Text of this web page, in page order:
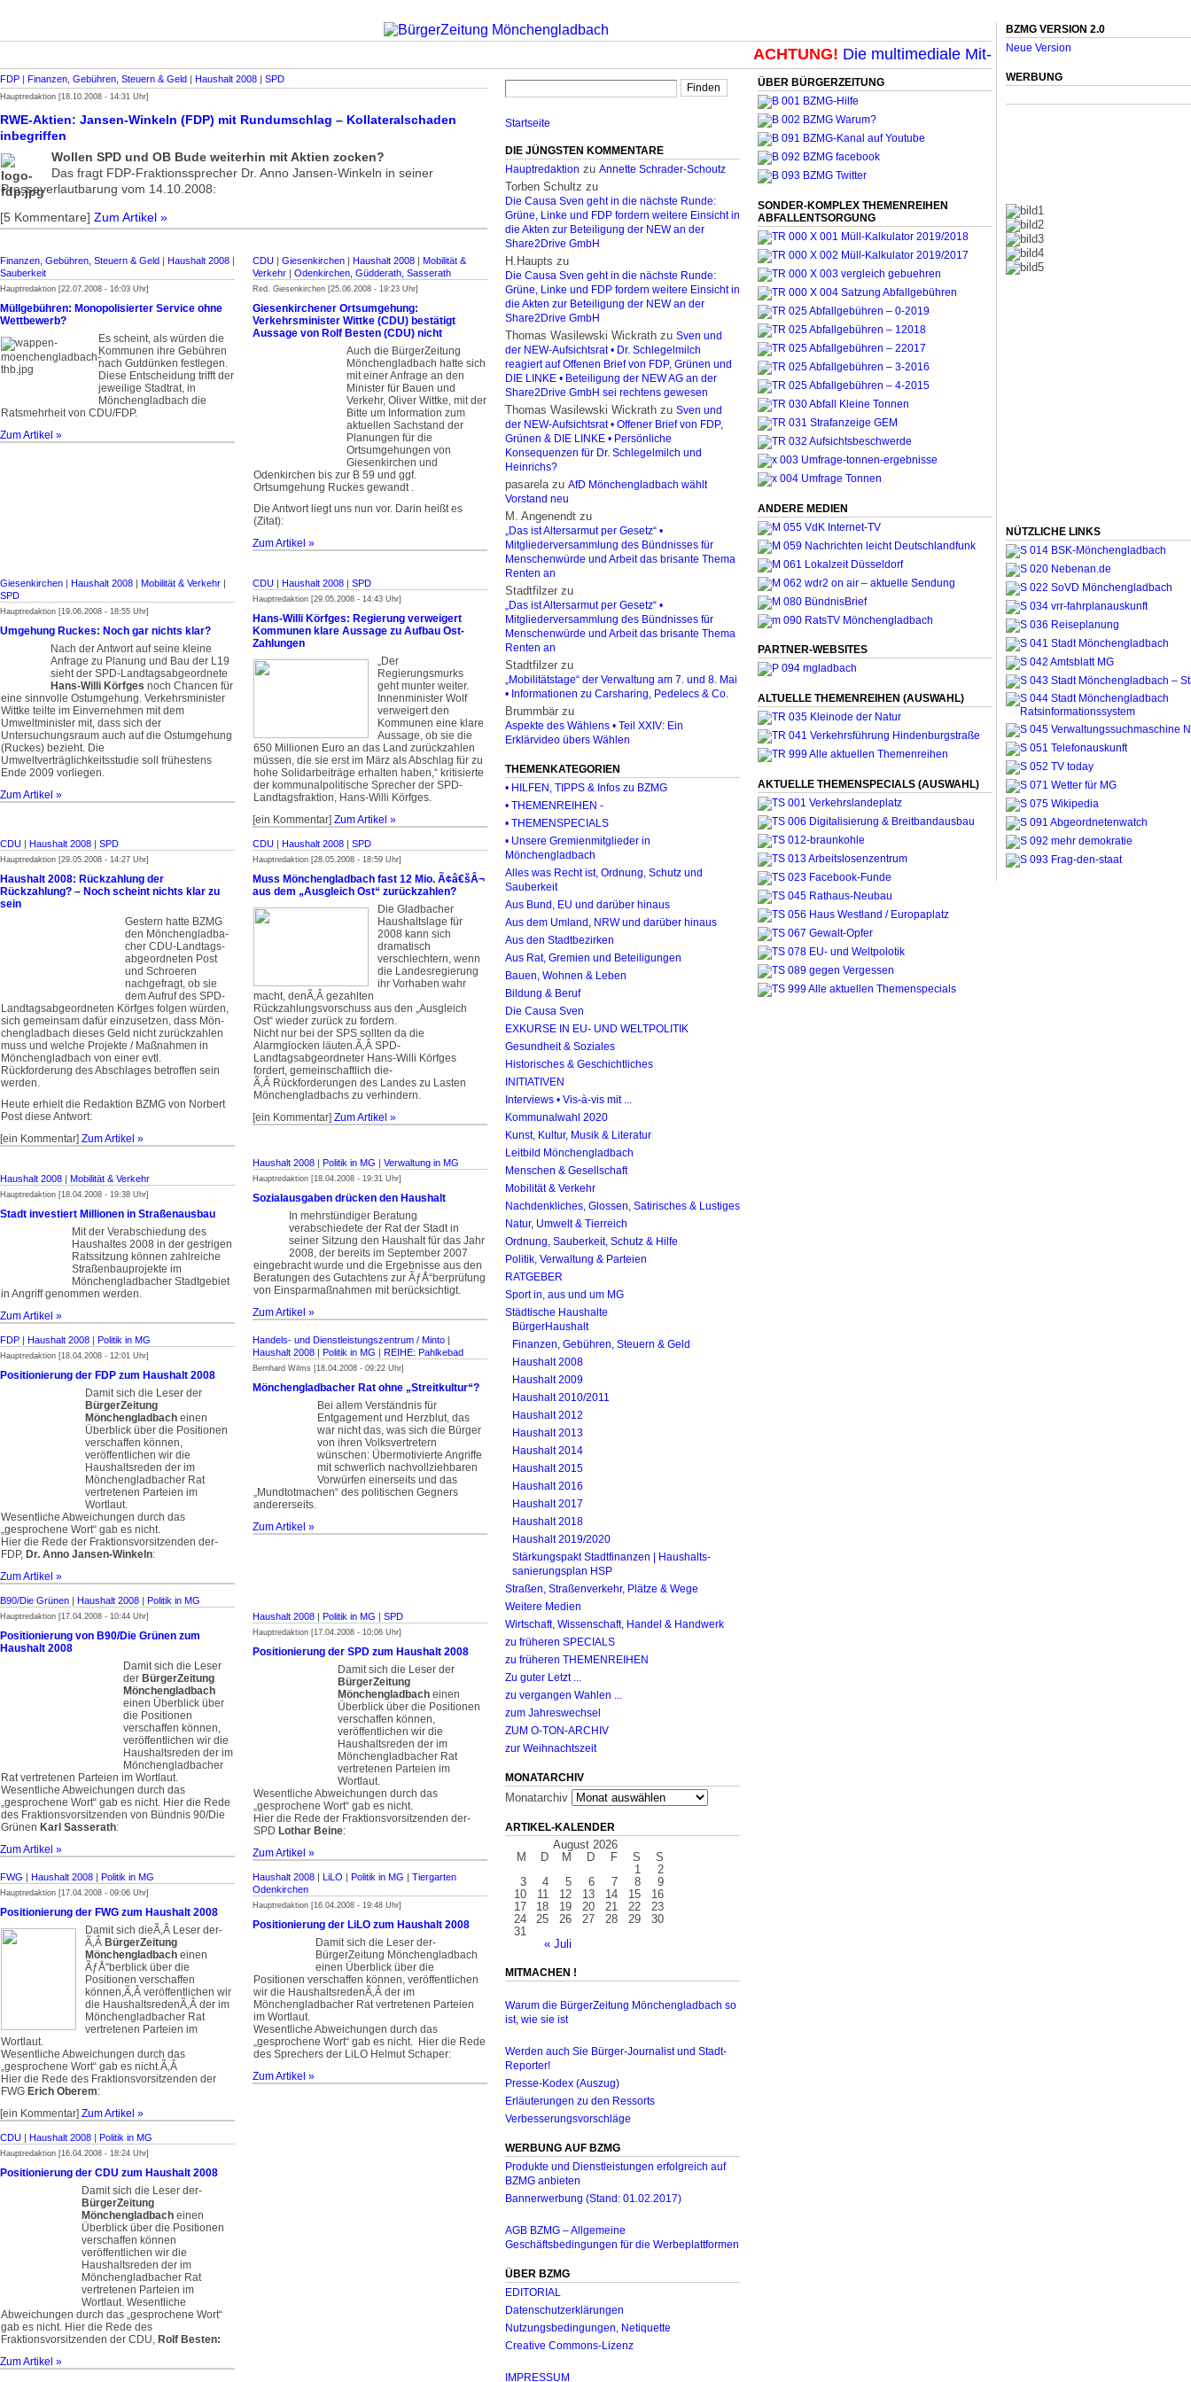
ACHTUNG!Die multimediale Mit-Mach-Zeitung für
FDP | Finanzen, Gebühren, Steuern & Geld | Haushalt 2008 | SPD
Hauptredaktion [18.10.2008 - 14:31 Uhr]
RWE-Aktien: Jansen-Winkeln (FDP) mit Rundumschlag – Kollateralschaden
inbegriffen
Wollen SPD und OB Bude weiterhin mit Aktien zocken?
Das fragt FDP-Fraktionssprecher Dr. Anno Jansen-Winkeln in seiner
Presseverlautbarung vom 14.10.2008:
[5 Kommentare] Zum Artikel »
Finanzen, Gebühren, Steuern & Geld | Haushalt 2008 |
Sauberkeit
Hauptredaktion [22.07.2008 - 16:03 Uhr]
Müllgebühren: Monopolisierter Service ohne
Wettbewerb?
Es scheint, als würden die
Kommunen ihre Gebühren
nach Gutdünken festlegen.
Diese Entscheidung trifft der
jeweilige Stadtrat, in
Mönchengladbach die
Ratsmehrheit von CDU/FDP.
Zum Artikel »
CDU | Giesenkirchen | Haushalt 2008 | Mobilität &
Verkehr | Odenkirchen, Güdderath, Sasserath
Red. Giesenkirchen [25.06.2008 - 19:23 Uhr]
Giesenkirchener Ortsumgehung:
Verkehrsminister Wittke (CDU) bestätigt
Aussage von Rolf Besten (CDU) nicht
Auch die BürgerZeitung
Mönchengladbach hatte sich
mit einer Anfrage an den
Minister für Bauen und
Verkehr, Oliver Wittke, mit der
Bitte um Information zum
aktuellen Sachstand der
Planungen für die
Ortsumgehungen von
Giesenkirchen und
Odenkirchen bis zur B 59 und ggf.
Ortsumgehung Ruckes gewandt .
Die Antwort liegt uns nun vor. Darin heißt es
(Zitat):
Zum Artikel »
Giesenkirchen | Haushalt 2008 | Mobilität & Verkehr |
SPD
Hauptredaktion [19.06.2008 - 18:55 Uhr]
Umgehung Ruckes: Noch gar nichts klar?
Nach der Antwort auf seine kleine
Anfrage zu Planung und Bau der L19
sieht der SPD-Landtagsabgeordnete
Hans-Willi Körfges noch Chancen für
eine sinnvolle Ostumgehung. Verkehrsminister
Wittke teilte im Einvernehmen mit dem
Umweltminister mit, dass sich der
Untersuchungsraum auch auf die Ostumgehung
(Ruckes) bezieht. Die
Umweltverträglichkeitsstudie soll frühestens
Ende 2009 vorliegen.
Zum Artikel »
CDU | Haushalt 2008 | SPD
Hauptredaktion [29.05.2008 - 14:43 Uhr]
Hans-Willi Körfges: Regierung verweigert
Kommunen klare Aussage zu Aufbau Ost-
Zahlungen
„Der
Regierungsmurks
geht munter weiter.
Innenminister Wolf
verweigert den
Kommunen eine klare
Aussage, ob sie die
650 Millionen Euro an das Land zurückzahlen
müssen, die sie erst im März als Abschlag für zu
hohe Solidarbeiträge erhalten haben,“ kritisierte
der kommunalpolitische Sprecher der SPD-
Landtagsfraktion, Hans-Willi Körfges.
[ein Kommentar] Zum Artikel »
CDU | Haushalt 2008 | SPD
Hauptredaktion [29.05.2008 - 14:27 Uhr]
Haushalt 2008: Rückzahlung der
Rückzahlung? – Noch scheint nichts klar zu
sein
Gestern hatte BZMG
den Mön­chen­glad­­ba­
cher CDU-Land­­tags­
ab­ge­ord­ne­ten Post
und Schroeren
nachgefragt, ob sie
dem­ Aufruf des SPD-
Land­tags­ab­ge­ord­ne­ten Körfges folgen würden,
sich gemeinsam dafür ein­zu­set­zen, dass Mön­
chen­­glad­bach dieses Geld nicht zurückzahlen
muss und welche Projekte / Maßnahmen in
Mön­chen­glad­bach von einer evtl.
Rückforderung des Abschlages betroffen sein
werden.
Heute erhielt die Redaktion BZMG von Norbert
Post diese Antwort:
[ein Kommentar] Zum Artikel »
CDU | Haushalt 2008 | SPD
Hauptredaktion [28.05.2008 - 18:59 Uhr]
Muss Mönchengladbach fast 12 Mio. Ã¢â€šÂ¬
aus dem „Ausgleich Ost“ zurückzahlen?
Die Gladbacher
Haushaltslage für
2008 kann sich
dramatisch
verschlechtern, wenn
die Landesregierung
ihr Vorhaben wahr
macht, den­Ã‚Â gezahlten
Rückzahlungsvorschuss aus den „Ausgleich
Ost“ wieder zurück zu fordern.
Nicht nur bei der SPS sollten da die
Alarmglocken läuten.­Ã‚Â SPD-
Landtagsabgeordneter Hans-Willi Körfges
fordert, gemeinschaftlich die­
Ã‚Â Rückforderungen des Landes zu Lasten
Mönchengladbachs zu verhindern.
[ein Kommentar] Zum Artikel »
Haushalt 2008 | Mobilität & Verkehr
Hauptredaktion [18.04.2008 - 19:38 Uhr]
Stadt investiert Millionen in Straßenausbau
Mit der Verabschiedung des
Haushaltes 2008 in der gestrigen
Ratssitzung können zahlreiche
Straßenbauprojekte im
Mönchengladbacher Stadtgebiet
in Angriff genommen werden.
Zum Artikel »
Haushalt 2008 | Politik in MG | Verwaltung in MG
Hauptredaktion [18.04.2008 - 19:31 Uhr]
Sozialausgaben drücken den Haushalt
In mehrstündiger Beratung
verabschiedete der Rat der Stadt in
seiner Sitzung den Haushalt für das Jahr
2008, der bereits im September 2007
eingebracht wurde und die Ergebnisse aus den
Beratungen des Gutachtens zur ÃƒÅ“berprüfung
von Einsparmaßnahmen mit berücksichtigt.
Zum Artikel »
FDP | Haushalt 2008 | Politik in MG
Hauptredaktion [18.04.2008 - 12:01 Uhr]
Positionierung der FDP zum Haushalt 2008
Damit sich die Leser der
BürgerZeitung
Mönchengladbach einen
Überblick über die Positionen
verschaffen können,
veröffentlichen wir die
Haushaltsreden der im
Mönchengladbacher Rat
vertretenen Parteien im
Wortlaut.
Wesentliche Abweichungen durch das
„gesprochene Wort“ gab es nicht.
Hier die Rede der Fraktionsvorsitzenden der­
FDP, Dr. Anno Jansen-Winkeln:­
Zum Artikel »
Handels- und Dienstleistungszentrum / Minto |
Haushalt 2008 | Politik in MG | REIHE: Pahlkebad
Bernhard Wilms [18.04.2008 - 09:22 Uhr]
Mönchengladbacher Rat ohne „Streitkultur“?
Bei allem Verständnis für
Entgagement und Herzblut, das
war nicht das, was sich die Bürger
von ihren Volksvertretern
wünschen: Übermotivierte Angriffe
mit schwerlich nachvollziehbaren
Vorwürfen einerseits und das
„Mundtotmachen“ des politischen Gegners
andererseits.
Zum Artikel »
B90/Die Grünen | Haushalt 2008 | Politik in MG
Hauptredaktion [17.04.2008 - 10:44 Uhr]
Positionierung von B90/Die Grünen zum
Haushalt 2008
Damit sich die Leser
der BürgerZeitung
Mönchengladbach
einen Überblick über
die Positionen
verschaffen können,
veröffentlichen wir die
Haushaltsreden der im
Mönchengladbacher
Rat vertretenen Parteien im Wortlaut.
Wesentliche Abweichungen durch das
„gesprochene Wort“ gab es nicht. Hier die Rede
des Fraktionsvorsitzenden von Bündnis 90/Die
Grünen Karl Sasserath:
Zum Artikel »
Haushalt 2008 | Politik in MG | SPD
Hauptredaktion [17.04.2008 - 10:06 Uhr]
Positionierung der SPD zum Haushalt 2008
Damit sich die Leser der
BürgerZeitung
Mönchengladbach einen
Überblick über die Positionen
verschaffen können,
veröffentlichen wir die
Haushaltsreden der im
Mönchengladbacher Rat
vertretenen Parteien im
Wortlaut.
Wesentliche Abweichungen durch das
„gesprochene Wort“ gab es nicht.
Hier die Rede der Fraktionsvorsitzenden der­
SPD­ Lothar Beine:­
Zum Artikel »
FWG | Haushalt 2008 | Politik in MG
Hauptredaktion [17.04.2008 - 09:06 Uhr]
Positionierung der FWG zum Haushalt 2008
Damit sich die­Ã‚Â Leser der­
Ã‚Â BürgerZeitung
Mönchengladbach einen
ÃƒÅ“berblick über die
Positionen verschaffen
können,­Ã‚Â veröffentlichen wir
die Haushaltsreden­Ã‚Â der im
Mönchengladbacher Rat
vertretenen Parteien im
Wortlaut.
Wesentliche Abweichungen durch das
„gesprochene Wort“ gab es nicht.­Ã‚Â
Hier die Rede des Fraktionsvorsitzenden der
FWG Erich Oberem:
[ein Kommentar] Zum Artikel »
Haushalt 2008 | LiLO | Politik in MG | Tiergarten
Odenkirchen
Hauptredaktion [16.04.2008 - 19:48 Uhr]
Positionierung der LiLO zum Haushalt 2008
Damit sich die­ Leser der­
BürgerZeitung Mönchengladbach
einen Überblick über die
Positionen verschaffen können,­ veröffentlichen
wir die Haushaltsreden­Ã‚Â der im
Mönchengladbacher Rat vertretenen Parteien
im Wortlaut.
Wesentliche Abweichungen durch das
„gesprochene Wort“ gab es nicht.­ Hier die Rede
des Sprechers der LiLO Helmut Schaper:­
Zum Artikel »
CDU | Haushalt 2008 | Politik in MG
Hauptredaktion [16.04.2008 - 18:24 Uhr]
Positionierung der CDU zum Haushalt 2008
Damit sich die­ Leser der­
BürgerZeitung
Mönchengladbach einen
Überblick über die Positionen
verschaffen können
veröffentlichen wir die
Haushaltsreden­ der im
Mönchengladbacher Rat
vertretenen Parteien im
Wortlaut. Wesentliche
Abweichungen durch das „gesprochene Wort“
gab es nicht.­ Hier die Rede des
Fraktionsvorsitzenden der CDU, Rolf Besten:
Zum Artikel »
Startseite
DIE JÜNGSTEN KOMMENTARE
Hauptredaktion zu Annette Schrader-Schoutz
Torben Schultz zu
Die Causa Sven geht in die nächste Runde:
Grüne, Linke und FDP fordern weitere Einsicht in
die Akten zur Beteiligung der NEW an der
Share2Drive GmbH
H.Haupts zu
Die Causa Sven geht in die nächste Runde:
Grüne, Linke und FDP fordern weitere Einsicht in
die Akten zur Beteiligung der NEW an der
Share2Drive GmbH
Thomas Wasilewski Wickrath zu Sven und
der NEW-Aufsichtsrat • Dr. Schlegelmilch
reagiert auf Offenen Brief von FDP, Grünen und
DIE LINKE • Beteiligung der NEW AG an der
Share2Drive GmbH sei rechtens gewesen
Thomas Wasilewski Wickrath zu Sven und
der NEW-Aufsichtsrat • Offener Brief von FDP,
Grünen & DIE LINKE • Persönliche
Konsequenzen für Dr. Schlegelmilch und
Heinrichs?
pasarelazu AfD Mönchengladbach wählt
Vorstand neu
M. Angenendt zu
„Das ist Altersarmut per Gesetz“ •
Mitgliederversammlung des Bündnisses für
Menschenwürde und Arbeit das brisante Thema
Renten an
Stadtfilzer zu
„Das ist Altersarmut per Gesetz“ •
Mitgliederversammlung des Bündnisses für
Menschenwürde und Arbeit das brisante Thema
Renten an
Stadtfilzer zu
„Mobilitätstage“ der Verwaltung am 7. und 8. Mai
• Informationen zu Carsharing, Pedelecs & Co.
Brummbär zu
Aspekte des Wählens • Teil XXIV: Ein
Erklärvideo übers Wählen
THEMENKATEGORIEN
• HILFEN, TIPPS & Infos zu BZMG
• THEMENREIHEN -
• THEMENSPECIALS
• Unsere Gremienmitglieder in
Mönchengladbach
Alles was Recht ist, Ordnung, Schutz und
Sauberkeit
Aus Bund, EU und darüber hinaus
Aus dem Umland, NRW und darüber hinaus
Aus den Stadtbezirken
Aus Rat, Gremien und Beteiligungen
Bauen, Wohnen & Leben
Bildung & Beruf
Die Causa Sven
EXKURSE IN EU- UND WELTPOLITIK
Gesundheit & Soziales
Historisches & Geschichtliches
INITIATIVEN
Interviews • Vis-à-vis mit ...
Kommunalwahl 2020
Kunst, Kultur, Musik & Literatur
Leitbild Mönchengladbach
Menschen & Gesellschaft
Mobilität & Verkehr
Nachdenkliches, Glossen, Satirisches & Lustiges
Natur, Umwelt & Tierreich
Ordnung, Sauberkeit, Schutz & Hilfe
Politik, Verwaltung & Parteien
RATGEBER
Sport in, aus und um MG
Städtische Haushalte
BürgerHaushalt
Finanzen, Gebühren, Steuern & Geld
Haushalt 2008
Haushalt 2009
Haushalt 2010/2011
Haushalt 2012
Haushalt 2013
Haushalt 2014
Haushalt 2015
Haushalt 2016
Haushalt 2017
Haushalt 2018
Haushalt 2019/2020
Stärkungspakt Stadt­finanzen | Haus­halts­
sanierungsplan HSP
Straßen, Straßenverkehr, Plätze & Wege
Weitere Medien
Wirtschaft, Wissenschaft, Handel & Handwerk
zu früheren SPECIALS
zu früheren THEMENREIHEN
Zu guter Letzt ...
zu vergangen Wahlen ...
zum Jahreswechsel
ZUM O-TON-ARCHIV
zur Weihnachtszeit
MONATARCHIV
Monatarchiv
ARTIKEL-KALENDER
August 2026
M
D M D F S S
« Juli
1
2
3
4 5 6 7 8
9
10
11 12 13 14 15
16
17
18 19 20 21 22
23
24
25 26 27 28 29
30
31
MITMACHEN !
Warum die BürgerZeitung Mönchengladbach so
ist, wie sie ist
Werden auch Sie Bürger-Journalist und Stadt-
Reporter!
Presse-Kodex (Auszug)
Erläuterungen zu den Ressorts
Verbesserungsvorschläge
WERBUNG AUF BZMG
Produkte und Dienstleistungen erfolgreich auf
BZMG anbieten
Bannerwerbung (Stand: 01.02.2017)
AGB BZMG – Allgemeine
Geschäftsbedingungen für die Werbeplattformen
ÜBER BZMG
EDITORIAL
Datenschutzerklärungen
Nutzungsbedingungen, Netiquette
Creative Commons-Lizenz
IMPRESSUM
ÜBER BÜRGERZEITUNG
SONDER-KOMPLEX THEMENREIHEN
ABFALLENTSORGUNG
ANDERE MEDIEN
PARTNER-WEBSITES
ALTUELLE THEMENREIHEN (AUSWAHL)
AKTUELLE THEMENSPECIALS (AUSWAHL)
BZMG VERSION 2.0
Neue Version
WERBUNG
NÜTZLICHE LINKS